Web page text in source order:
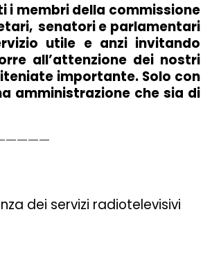
i membri della commissione
senatori e parlamentari
utile e anzi invitando
all’attenzione dei nostri
importante. Solo con
amministrazione che sia di
dei servizi radiotelevisivi